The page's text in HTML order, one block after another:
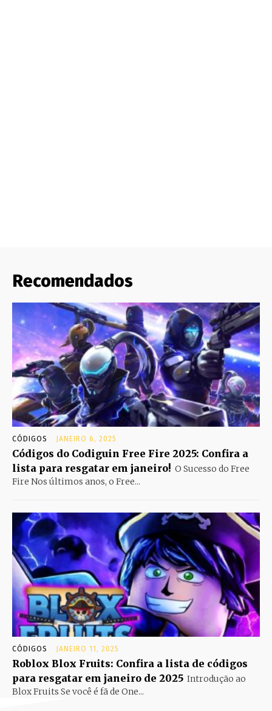
Recomendados
CÓDIGOS JANEIRO 6, 2025
Códigos do Codiguin Free Fire 2025: Confira a
lista para resgatar em janeiro! O Sucesso do Free
Fire Nos últimos anos, o Free...
CÓDIGOS JANEIRO 11, 2025
Roblox Blox Fruits: Confira a lista de códigos
para resgatar em janeiro de 2025 Introdução ao
Blox Fruits Se você é fã de One...